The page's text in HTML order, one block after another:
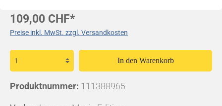
109,00 CHF*
Preise inkl. MwSt. zzgl. Versandkosten
In den Warenkorb
Produktnummer: 111388965